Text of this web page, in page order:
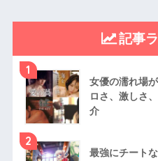
記事
1
女優の濡れ場
ロさ、激しさ
介
2
最強にチート